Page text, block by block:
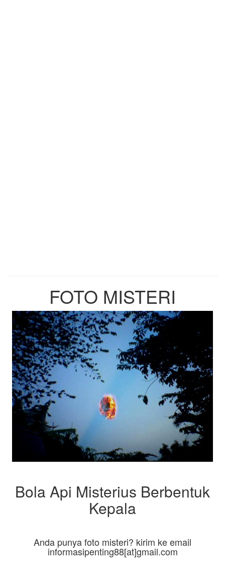
FOTO MISTERI
Bola Api Misterius Berbentuk
Kepala
Anda punya foto misteri? kirim ke email
informasipenting88[at]gmail.com